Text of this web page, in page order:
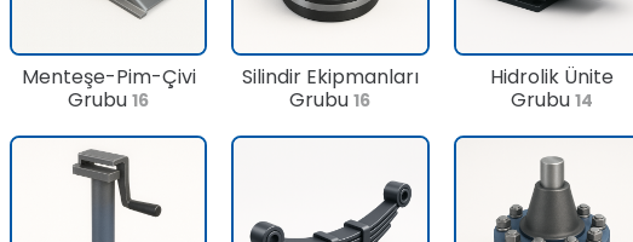
Menteşe-Pim-Çivi
Grubu16
Silindir Ekipmanları
Grubu16
Hidrolik Ünite
Grubu14